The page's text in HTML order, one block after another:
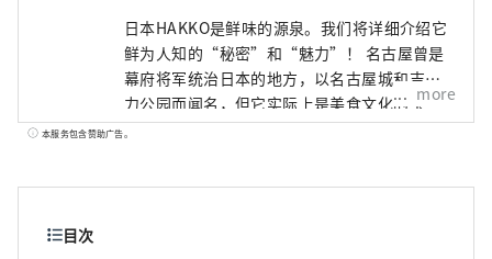
日本HAKKO是鲜味的源泉。我们将详细介绍它
鲜为人知的“秘密”和“魅力”！ 名古屋曾是
幕府将军统治日本的地方，以名古屋城和吉卜
力公园而闻名，但它实际上是美食文化的宝
库，孕育了“鲜味”，即日本料理的精髓。 ■
more
本服务包含赞助广告。
目次